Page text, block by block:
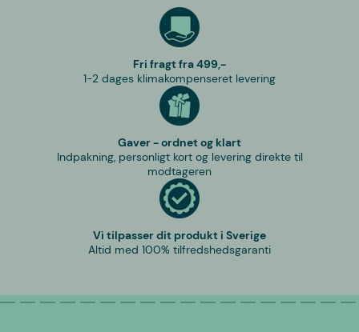
Fri fragt fra 499,-
1-2 dages klimakompenseret levering
Gaver - ordnet og klart
Indpakning, personligt kort og levering direkte til
modtageren
Vi tilpasser dit produkt i Sverige
Altid med 100% tilfredshedsgaranti